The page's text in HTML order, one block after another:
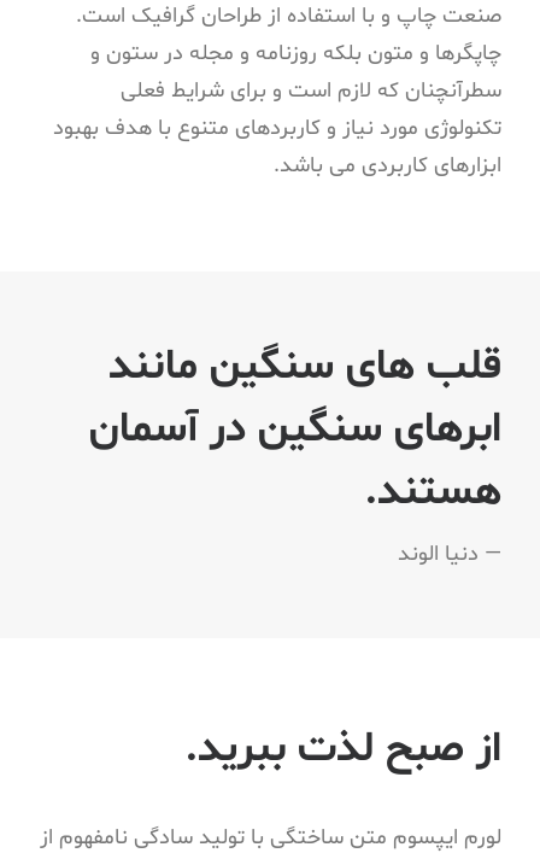
صنعت چاپ و با استفاده از طراحان گرافیک است.
چاپگرها و متون بلکه روزنامه و مجله در ستون و
سطرآنچنان که لازم است و برای شرایط فعلی
تکنولوژی مورد نیاز و کاربردهای متنوع با هدف بهبود
ابزارهای کاربردی می باشد.
قلب های سنگین مانند
ابرهای سنگین در آسمان
هستند.
— دنیا الوند
از صبح لذت ببرید.
لورم ایپسوم متن ساختگی با تولید سادگی نامفهوم از